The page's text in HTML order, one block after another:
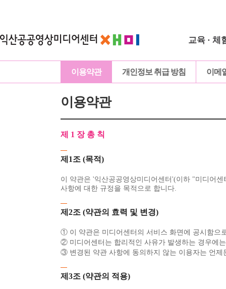
교육 · 체
이용약관 개인정보 취급 방침 이메
이용약관
제 1 장 총 칙
제1조 (목적)
이 약관은 '익산공공영상미디어센터'(이하 "미디어
사항에 대한 규정을 목적으로 합니다.
제2조 (약관의 효력 및 변경)
① 이 약관은 미디어센터의 서비스 화면에 공시함으
② 미디어센터는 합리적인 사유가 발생하는 경우에
③ 변경된 약관 사항에 동의하지 않는 이용자는 언
제3조 (약관의 적용)